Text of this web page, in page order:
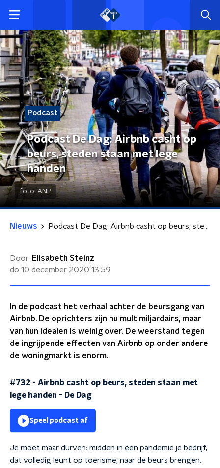
Podcast
Podcast De Dag: Airbnb casht op
beurs, steden staan met lege
handen
foto: ANP
Nieuws Podcast De Dag: Airbnb casht op beurs, steden staan met lege handen
Door: Elisabeth Steinz
do 10 december 2020 13:59
In de podcast het verhaal achter de beursgang van
Airbnb. De oprichters zijn nu multimiljardairs, maar
van hun idealen is weinig over. De weerstand tegen
de ingrijpende effecten van Airbnb op onder andere
de woningmarkt is enorm.
#732 - Airbnb casht op beurs, steden staan met
lege handen - De Dag
Speel podcast af
Je moet maar durven: midden in een pandemie je bedrijf,
dat volledig leunt op toerisme, naar de beurs brengen.